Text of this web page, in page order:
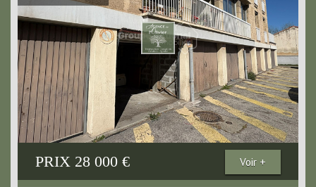
PRIX 28 000 € Voir +